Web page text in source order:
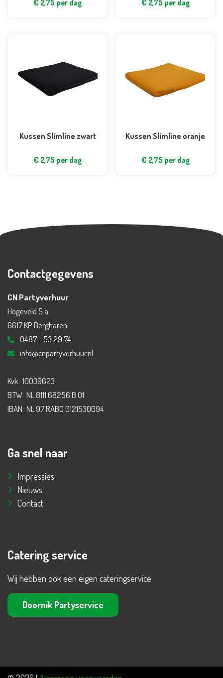
€ 2,75 per dag
€ 2,75 per dag
Kussen Slimline zwart
€ 2,75 per dag
Kussen Slimline oranje
€ 2,75 per dag
Contactgegevens
CN Partyverhuur
Hogeveld 5 a
6617 KP Bergharen
0487 - 53 29 74
info@cnpartyverhuur.nl
Kvk: 10039623
BTW: NL 8111 68256 B 01
IBAN: NL 97 RABO 0121530094
Ga snel naar
Impressies
Nieuws
Contact
Catering service
Wij hebben ook een eigen cateringservice.
Doornik Partyservice